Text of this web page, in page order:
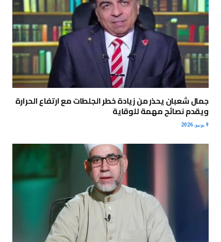
جمال شعبان يحذر من زيادة خطر الجلطات مع ارتفاع الحرارة
ويقدم نصائح مهمة للوقاية
9 يونيو، 2026